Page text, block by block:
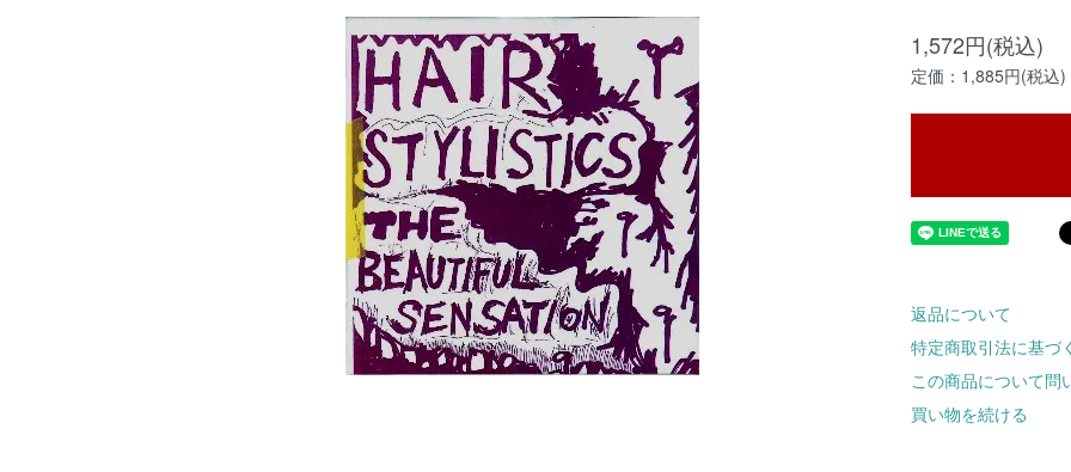
1,572円(税込)
定価：1,885円(税込)
返品について
特定商取引法に基づ
この商品について問
買い物を続ける